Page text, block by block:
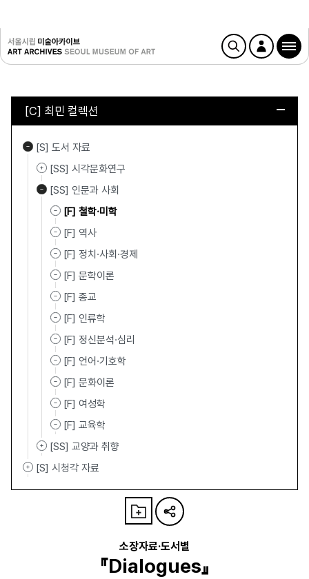
[C] 최민 컬렉션
[S] 도서 자료
[SS] 시각문화연구
[SS] 인문과 사회
[F] 철학·미학
[F] 역사
[F] 정치·사회·경제
[F] 문학이론
[F] 종교
[F] 인류학
[F] 정신분석·심리
[F] 언어·기호학
[F] 문화이론
[F] 여성학
[F] 교육학
[SS] 교양과 취향
[S] 시청각 자료
소장자료·도서별
『Dialogues』